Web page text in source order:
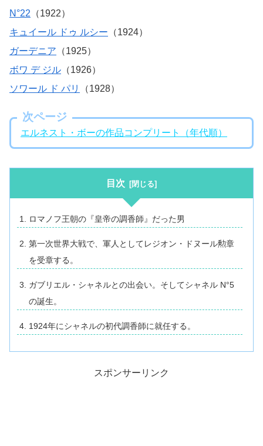
N°22 （1922）
キュイール ドゥ ルシー （1924）
ガーデニア （1925）
ボワ デ ジル （1926）
ソワール ド パリ
（1928）
次ページ
エルネスト・ボーの作品コンプリート（年代順）
目次
ロマノフ王朝の『皇帝の調香師』だった男
第一次世界大戦で、軍人としてレジオン・ドヌール勲章
を受章する。
ガブリエル・シャネルとの出会い。そしてシャネル N°5
の誕生。
1924年にシャネルの初代調香師に就任する。
スポンサーリンク